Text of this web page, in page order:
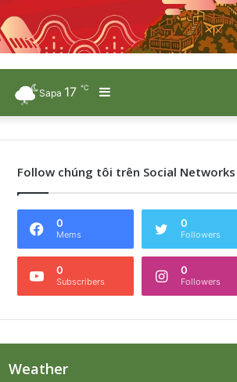
Sidebar
Sapa 17 ℃
Follow chúng tôi trên Social Networks
0
Mems
0
Followers
0
Subscribers
0
Followers
Weather